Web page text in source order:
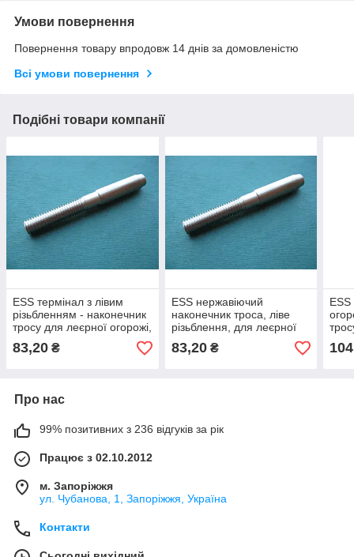
Умови повернення
Повернення товару впродовж 14 днів за домовленістю
Всі умови повернення
Подібні товари компанії
ESS термінал з лівим
різьбленням - наконечник
тросу для леєрної огорожі,
нержавіюча сталь А4 (AISI
316)
83,20 ₴
ESS нержавіючий
наконечник троса, ліве
різьблення, для леєрної
огорожі, нержавіюча сталь
А4 (AISI 316)
83,20₴
ESS
А4
104
Про нас
99% позитивних з 236 відгуків за рік
Працює з 02.10.2012
м. Запоріжжя
ул. Чубанова, 1, Запоріжжя, Україна
Контакти